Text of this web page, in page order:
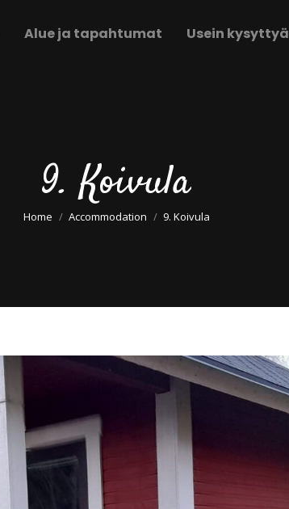
Alue ja tapahtumat Usein kysyttyä
9. Koivula
You are here:
Home Accommodation 9. Koivula